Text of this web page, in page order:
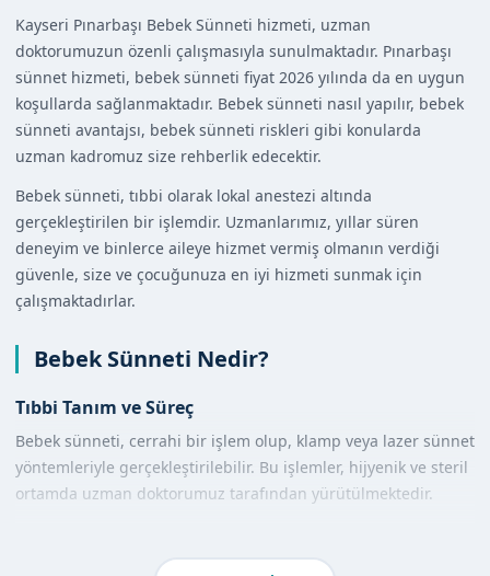
Kayseri Pınarbaşı Bebek Sünneti hizmeti, uzman
doktorumuzun özenli çalışmasıyla sunulmaktadır. Pınarbaşı
sünnet hizmeti, bebek sünneti fiyat 2026 yılında da en uygun
koşullarda sağlanmaktadır. Bebek sünneti nasıl yapılır, bebek
sünneti avantajsı, bebek sünneti riskleri gibi konularda
uzman kadromuz size rehberlik edecektir.
Bebek sünneti, tıbbi olarak lokal anestezi altında
gerçekleştirilen bir işlemdir. Uzmanlarımız, yıllar süren
deneyim ve binlerce aileye hizmet vermiş olmanın verdiği
güvenle, size ve çocuğunuza en iyi hizmeti sunmak için
çalışmaktadırlar.
Bebek Sünneti Nedir?
Tıbbi Tanım ve Süreç
Bebek sünneti, cerrahi bir işlem olup, klamp veya lazer sünnet
yöntemleriyle gerçekleştirilebilir. Bu işlemler, hijyenik ve steril
ortamda uzman doktorumuz tarafından yürütülmektedir.